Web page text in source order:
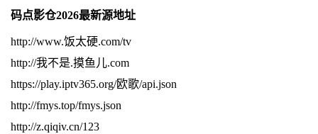
码点影仓2026最新源地址
http://www.饭太硬.com/tv
http://我不是.摸鱼儿.com
https://play.iptv365.org/欧歌/api.json
http://fmys.top/fmys.json
http://z.qiqiv.cn/123